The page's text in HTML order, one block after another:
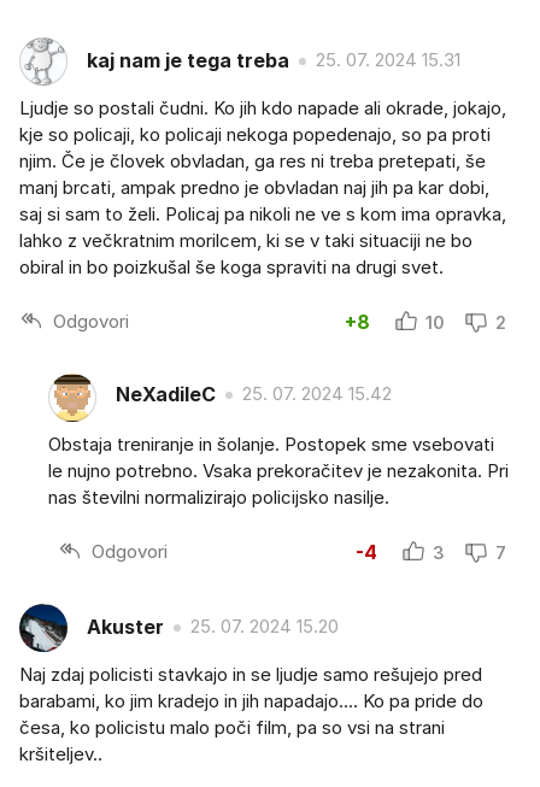
kaj nam je tega treba 25. 07. 2024 15.31
Ljudje so postali čudni. Ko jih kdo napade ali okrade, jokajo,
kje so policaji, ko policaji nekoga popedenajo, so pa proti
njim. Če je človek obvladan, ga res ni treba pretepati, še
manj brcati, ampak predno je obvladan naj jih pa kar dobi,
saj si sam to želi. Policaj pa nikoli ne ve s kom ima opravka,
lahko z večkratnim morilcem, ki se v taki situaciji ne bo
obiral in bo poizkušal še koga spraviti na drugi svet.
Odgovori +8 10 2
NeXadileC 25. 07. 2024 15.42
Obstaja treniranje in šolanje. Postopek sme vsebovati
le nujno potrebno. Vsaka prekoračitev je nezakonita. Pri
nas številni normalizirajo policijsko nasilje.
Odgovori -4 3 7
Akuster 25. 07. 2024 15.20
Naj zdaj policisti stavkajo in se ljudje samo rešujejo pred
barabami, ko jim kradejo in jih napadajo.... Ko pa pride do
česa, ko policistu malo poči film, pa so vsi na strani
kršiteljev..